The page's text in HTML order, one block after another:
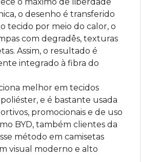
o máximo de liberdade
o desenho é transferido
tecido por meio do calor, o
com degradês, texturas
Assim, o resultado é
integrado à fibra do
melhor em tecidos
e é bastante usada
promocionais e de uso
BYD, também clientes da
método em camisetas
visual moderno e alto